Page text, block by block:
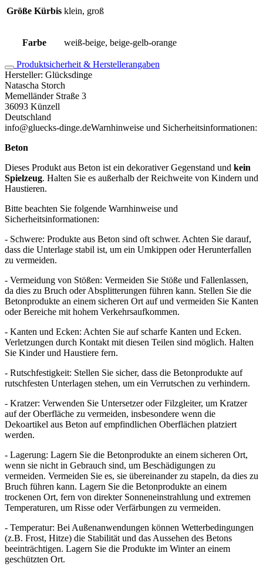
Größe Kürbis klein, groß
Farbe weiß-beige, beige-gelb-orange
Produktsicherheit & Herstellerangaben
Hersteller: Glücksdinge
Natascha Storch
Memelländer Straße 3
36093 Künzell
Deutschland
info@gluecks-dinge.deWarnhinweise und Sicherheitsinformationen:
Beton
Dieses Produkt aus Beton ist ein dekorativer Gegenstand und kein
Spielzeug. Halten Sie es außerhalb der Reichweite von Kindern und
Haustieren.
Bitte beachten Sie folgende Warnhinweise und
Sicherheitsinformationen:
- Schwere: Produkte aus Beton sind oft schwer. Achten Sie darauf,
dass die Unterlage stabil ist, um ein Umkippen oder Herunterfallen
zu vermeiden.
- Vermeidung von Stößen: Vermeiden Sie Stöße und Fallenlassen,
da dies zu Bruch oder Absplitterungen führen kann. Stellen Sie die
Betonprodukte an einem sicheren Ort auf und vermeiden Sie Kanten
oder Bereiche mit hohem Verkehrsaufkommen.
- Kanten und Ecken: Achten Sie auf scharfe Kanten und Ecken.
Verletzungen durch Kontakt mit diesen Teilen sind möglich. Halten
Sie Kinder und Haustiere fern.
- Rutschfestigkeit: Stellen Sie sicher, dass die Betonprodukte auf
rutschfesten Unterlagen stehen, um ein Verrutschen zu verhindern.
- Kratzer: Verwenden Sie Untersetzer oder Filzgleiter, um Kratzer
auf der Oberfläche zu vermeiden, insbesondere wenn die
Dekoartikel aus Beton auf empfindlichen Oberflächen platziert
werden.
- Lagerung: Lagern Sie die Betonprodukte an einem sicheren Ort,
wenn sie nicht in Gebrauch sind, um Beschädigungen zu
vermeiden. Vermeiden Sie es, sie übereinander zu stapeln, da dies zu
Bruch führen kann. Lagern Sie die Betonprodukte an einem
trockenen Ort, fern von direkter Sonneneinstrahlung und extremen
Temperaturen, um Risse oder Verfärbungen zu vermeiden.
- Temperatur: Bei Außenanwendungen können Wetterbedingungen
(z.B. Frost, Hitze) die Stabilität und das Aussehen des Betons
beeinträchtigen. Lagern Sie die Produkte im Winter an einem
geschützten Ort.